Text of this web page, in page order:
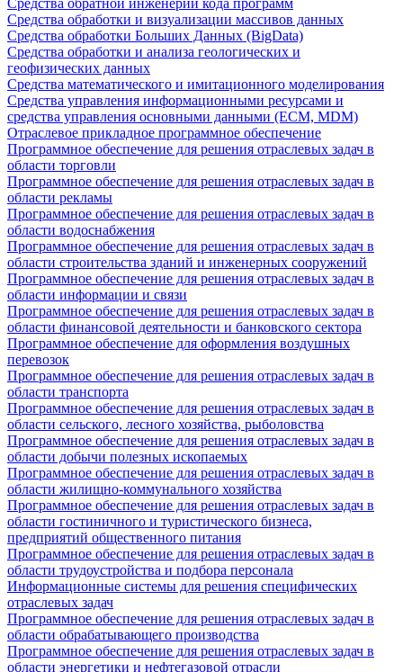
Средства обратной инженерии кода программ
Средства обработки и визуализации массивов данных
Средства обработки Больших Данных (BigData)
Средства обработки и анализа геологических и
геофизических данных
Средства математического и имитационного моделирования
Средства управления информационными ресурсами и
средства управления основными данными (ECM, MDM)
Отраслевое прикладное программное обеспечение
Программное обеспечение для решения отраслевых задач в
области торговли
Программное обеспечение для решения отраслевых задач в
области рекламы
Программное обеспечение для решения отраслевых задач в
области водоснабжения
Программное обеспечение для решения отраслевых задач в
области строительства зданий и инженерных сооружений
Программное обеспечение для решения отраслевых задач в
области информации и связи
Программное обеспечение для решения отраслевых задач в
области финансовой деятельности и банковского сектора
Программное обеспечение для оформления воздушных
перевозок
Программное обеспечение для решения отраслевых задач в
области транспорта
Программное обеспечение для решения отраслевых задач в
области сельского, лесного хозяйства, рыболовства
Программное обеспечение для решения отраслевых задач в
области добычи полезных ископаемых
Программное обеспечение для решения отраслевых задач в
области жилищно-коммунального хозяйства
Программное обеспечение для решения отраслевых задач в
области гостиничного и туристического бизнеса,
предприятий общественного питания
Программное обеспечение для решения отраслевых задач в
области трудоустройства и подбора персонала
Информационные системы для решения специфических
отраслевых задач
Программное обеспечение для решения отраслевых задач в
области обрабатывающего производства
Программное обеспечение для решения отраслевых задач в
области энергетики и нефтегазовой отрасли